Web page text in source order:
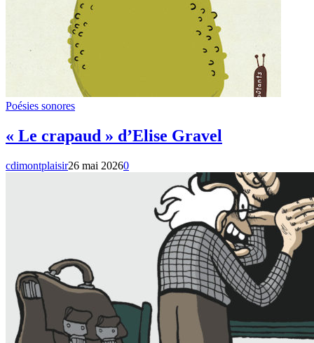
Poésies sonores
« Le crapaud » d’Elise Gravel
cdimontplaisir26 mai 20260